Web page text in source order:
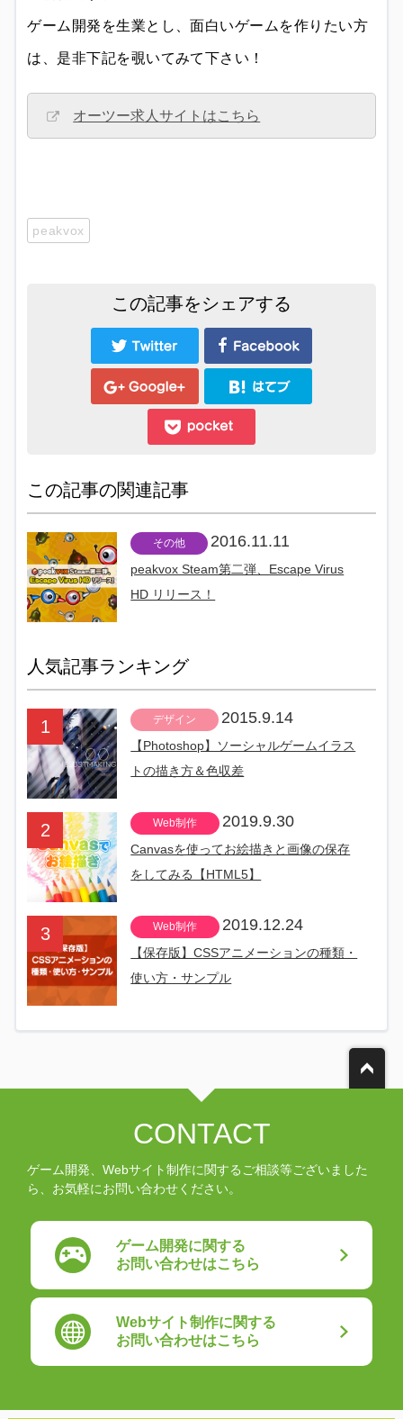
ゲーム開発を生業とし、面白いゲームを作りたい方
は、是非下記を覗いてみて下さい！
オーツー求人サイトはこちら
peakvox
この記事をシェアする
この記事の関連記事
その他 2016.11.11
peakvox Steam第二弾、Escape Virus
HD リリース！
人気記事ランキング
デザイン 2015.9.14
【Photoshop】ソーシャルゲームイラス
トの描き方＆色収差
Web制作 2019.9.30
Canvasを使ってお絵描きと画像の保存
をしてみる【HTML5】
Web制作 2019.12.24
【保存版】CSSアニメーションの種類・
使い方・サンプル
CONTACT
ゲーム開発、Webサイト制作に関するご相談等ございました
ら、お気軽にお問い合わせください。
ゲーム開発に関する
お問い合わせはこちら
Webサイト制作に関する
お問い合わせはこちら